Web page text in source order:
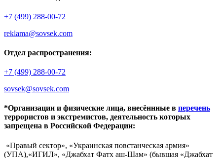
+7 (499) 288-00-72
reklama@sovsek.com
Отдел распространения:
+7 (499) 288-00-72
sovsek@sovsek.com
*Организации и физические лица, внесённные в перечень
террористов и экстремистов, деятельность которых
запрещена в Российской Федерации:
«Правый сектор», «Украинская повстанческая армия»
(УПА),«ИГИЛ», «Джабхат Фатх аш-Шам» (бывшая «Джабхат